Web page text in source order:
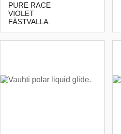
PURE RACE
VIOLET
FÄSTVALLA